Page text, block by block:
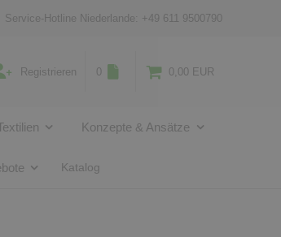
Service-Hotline Niederlande: +49 611 9500790
Registrieren 0 0,00 EUR
Konzepte & Ansätze
Katalog